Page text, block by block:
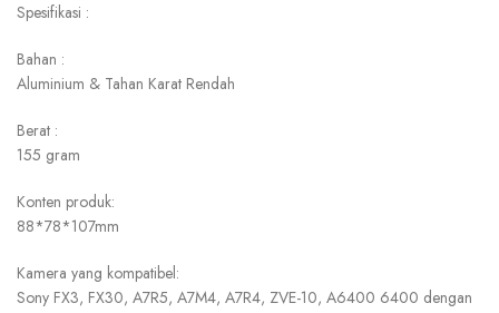
Spesifikasi :
Bahan :
Aluminium & Tahan Karat Rendah
Berat :
155 gram
Konten produk:
88*78*107mm
Kamera yang kompatibel:
Sony FX3, FX30, A7R5, A7M4, A7R4, ZVE-10, A6400 6400 dengan